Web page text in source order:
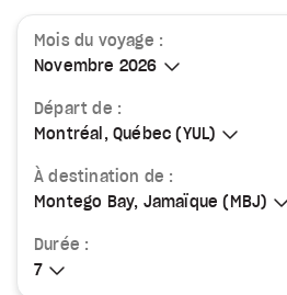
Mois du voyage :
Novembre 2026
Novembre 2026
Départ de :
Montréal, Québec (YUL)
Montréal, Québec (YUL)
À destination de :
Montego Bay, Jamaïque (MBJ)
Montego Bay, Jamaïque (MBJ)
Durée :
7
7